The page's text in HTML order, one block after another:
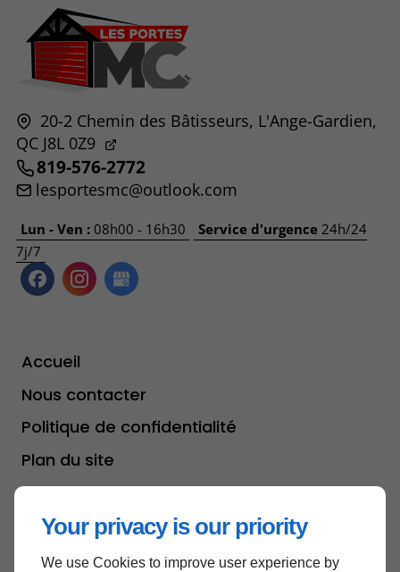
Your privacy is our priority
We use Cookies to improve user experience by
20-2 Chemin des Bâtisseurs, L'Ange-Gardien,
QC J8L 0Z9
819-576-2772
lesportesmc@outlook.com
Lun - Ven :08h00 - 16h30 Service d'urgence 24h/24
7j/7
Accueil
Nous contacter
Politique de confidentialité
Plan du site